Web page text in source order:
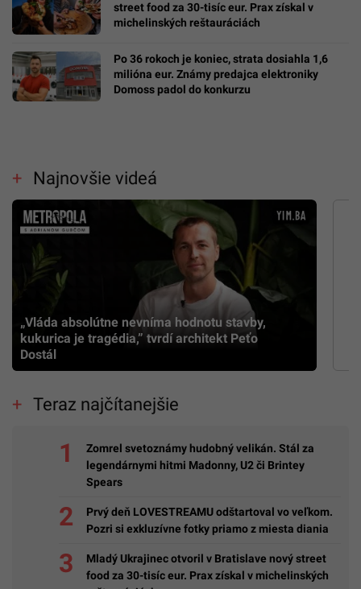
street food za 30-tisíc eur. Prax získal v
michelinských reštauráciách
Po 36 rokoch je koniec, strata dosiahla 1,6
milióna eur. Známy predajca elektroniky
Domoss padol do konkurzu
Najnovšie videá
„Vláda absolútne nevníma hodnotu stavby,
kukurica je tragédia,” tvrdí architekt Peťo
Dostál
Teraz najčítanejšie
Zomrel svetoznámy hudobný velikán. Stál za
legendárnymi hitmi Madonny, U2 či Brintey
Spears
Prvý deň LOVESTREAMU odštartoval vo veľkom.
Pozri si exkluzívne fotky priamo z miesta diania
Mladý Ukrajinec otvoril v Bratislave nový street
food za 30-tisíc eur. Prax získal v michelinských